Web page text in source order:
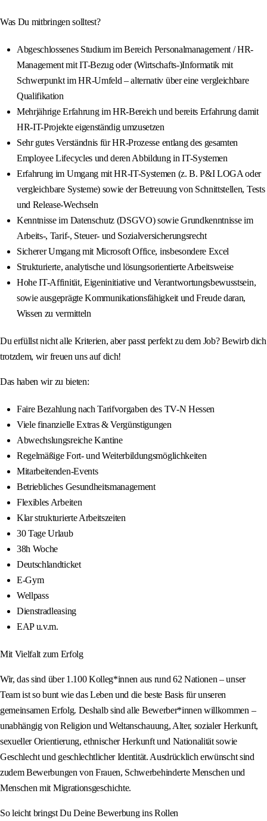
Was Du mitbringen solltest?
Abgeschlossenes Studium im Bereich Personalmanagement / HR-
Management mit IT-Bezug oder (Wirtschafts-)Informatik mit
Schwerpunkt im HR-Umfeld – alternativ über eine vergleichbare
Qualifikation
Mehrjährige Erfahrung im HR-Bereich und bereits Erfahrung damit
HR-IT-Projekte eigenständig umzusetzen
Sehr gutes Verständnis für HR-Prozesse entlang des gesamten
Employee Lifecycles und deren Abbildung in IT-Systemen
Erfahrung im Umgang mit HR-IT-Systemen (z. B. P&I LOGA oder
vergleichbare Systeme) sowie der Betreuung von Schnittstellen, Tests
und Release-Wechseln
Kenntnisse im Datenschutz (DSGVO) sowie Grundkenntnisse im
Arbeits-, Tarif-, Steuer- und Sozialversicherungsrecht
Sicherer Umgang mit Microsoft Office, insbesondere Excel
Strukturierte, analytische und lösungsorientierte Arbeitsweise
Hohe IT-Affinität, Eigeninitiative und Verantwortungsbewusstsein,
sowie ausgeprägte Kommunikationsfähigkeit und Freude daran,
Wissen zu vermitteln
Du erfüllst nicht alle Kriterien, aber passt perfekt zu dem Job? Bewirb dich
trotzdem, wir freuen uns auf dich!
Das haben wir zu bieten:
Faire Bezahlung nach Tarifvorgaben des TV-N Hessen
Viele finanzielle Extras & Vergünstigungen
Abwechslungsreiche Kantine
Regelmäßige Fort- und Weiterbildungsmöglichkeiten
Mitarbeitenden-Events
Betriebliches Gesundheitsmanagement
Flexibles Arbeiten
Klar strukturierte Arbeitszeiten
30 Tage Urlaub
38h Woche
Deutschlandticket
E-Gym
Wellpass
Dienstradleasing
EAP u.v.m.
Mit Vielfalt zum Erfolg
Wir, das sind über 1.100 Kolleg*innen aus rund 62 Nationen – unser
Team ist so bunt wie das Leben und die beste Basis für unseren
gemeinsamen Erfolg. Deshalb sind alle Bewerber*innen willkommen –
unabhängig von Religion und Weltanschauung, Alter, sozialer Herkunft,
sexueller Orientierung, ethnischer Herkunft und Nationalität sowie
Geschlecht und geschlechtlicher Identität. Ausdrücklich erwünscht sind
zudem Bewerbungen von Frauen, Schwerbehinderte Menschen und
Menschen mit Migrationsgeschichte.
So leicht bringst Du Deine Bewerbung ins Rollen